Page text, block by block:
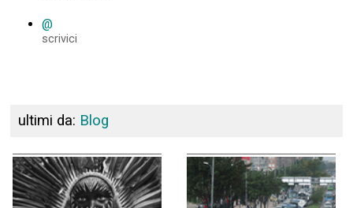
@
scrivici
ultimi da: Blog